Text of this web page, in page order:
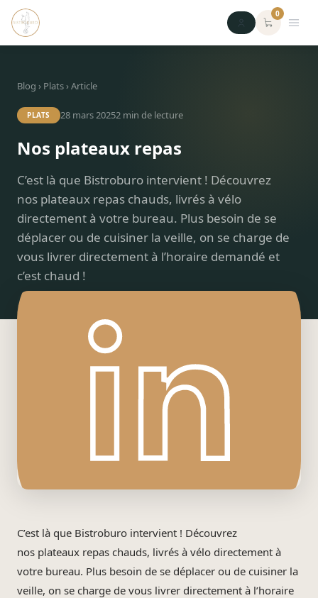
0
Blog › Plats› Article
PLATS 28 mars 20252min de lecture
Nos plateaux repas
C’est là que Bistroburo intervient ! Découvrez
nos plateaux repas chauds, livrés à vélo
directement à votre bureau. Plus besoin de se
déplacer ou de cuisiner la veille, on se charge de
vous livrer directement à l’horaire demandé et
c’est chaud !
C’est là que Bistroburo intervient ! Découvrez
nos plateaux repas chauds, livrés à vélo directement à
votre bureau. Plus besoin de se déplacer ou de cuisiner la
veille, on se charge de vous livrer directement à l’horaire